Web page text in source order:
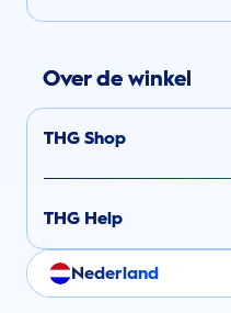
Over de winkel
THG Shop
THG Help
Nederland